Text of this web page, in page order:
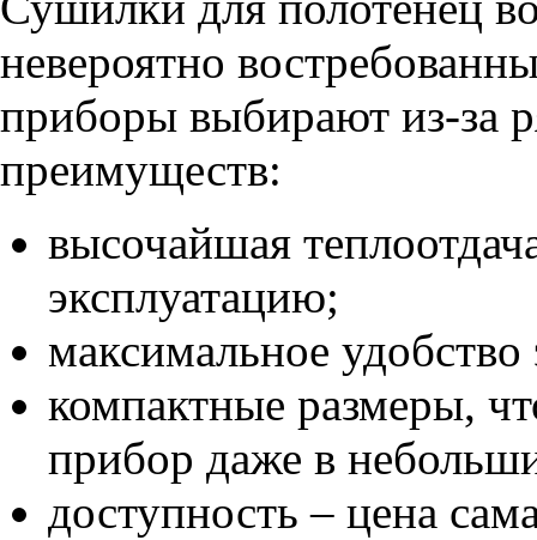
невероятно
приборы выбирают из-за
преимуществ:
высочайшая
эксплуатацию;
максимальное
компактные размеры,
прибор даже в
доступность – цена